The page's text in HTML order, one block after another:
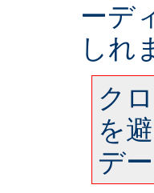
ーデ
しれ
ク
を
デ